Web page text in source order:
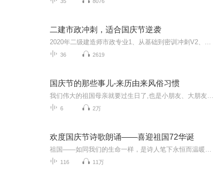
二建市政冲刺，适合国庆节逆袭
36 2619
国庆节的那些事儿-来历由来风俗习惯
6 2万
欢度国庆节诗歌朗诵——喜迎祖国72华诞
116 11万